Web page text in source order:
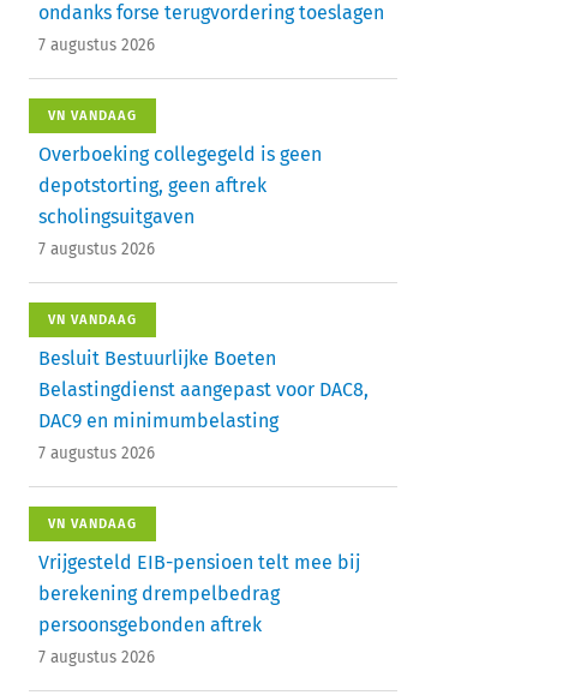
ondanks forse terugvordering toeslagen
7 augustus 2026
VN VANDAAG
Overboeking collegegeld is geen
depotstorting, geen aftrek
scholingsuitgaven
7 augustus 2026
VN VANDAAG
Besluit Bestuurlijke Boeten
Belastingdienst aangepast voor DAC8,
DAC9 en minimumbelasting
7 augustus 2026
VN VANDAAG
Vrijgesteld EIB-pensioen telt mee bij
berekening drempelbedrag
persoonsgebonden aftrek
7 augustus 2026